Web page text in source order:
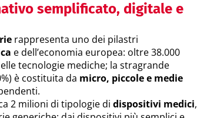
semplificato, digitale e
rappresenta uno dei pilastri
e dell’economia europea: oltre 38.000
tecnologie mediche; la stragrande
è costituita da micro, piccole e medie
2 milioni di tipologie di dispositivi medici,